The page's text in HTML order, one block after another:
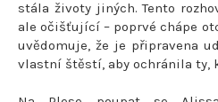
stála životy jiných. Tento
ale očišťující – poprvé chápe
uvědomuje, že je připravena
vlastní štěstí, aby ochránila ty,